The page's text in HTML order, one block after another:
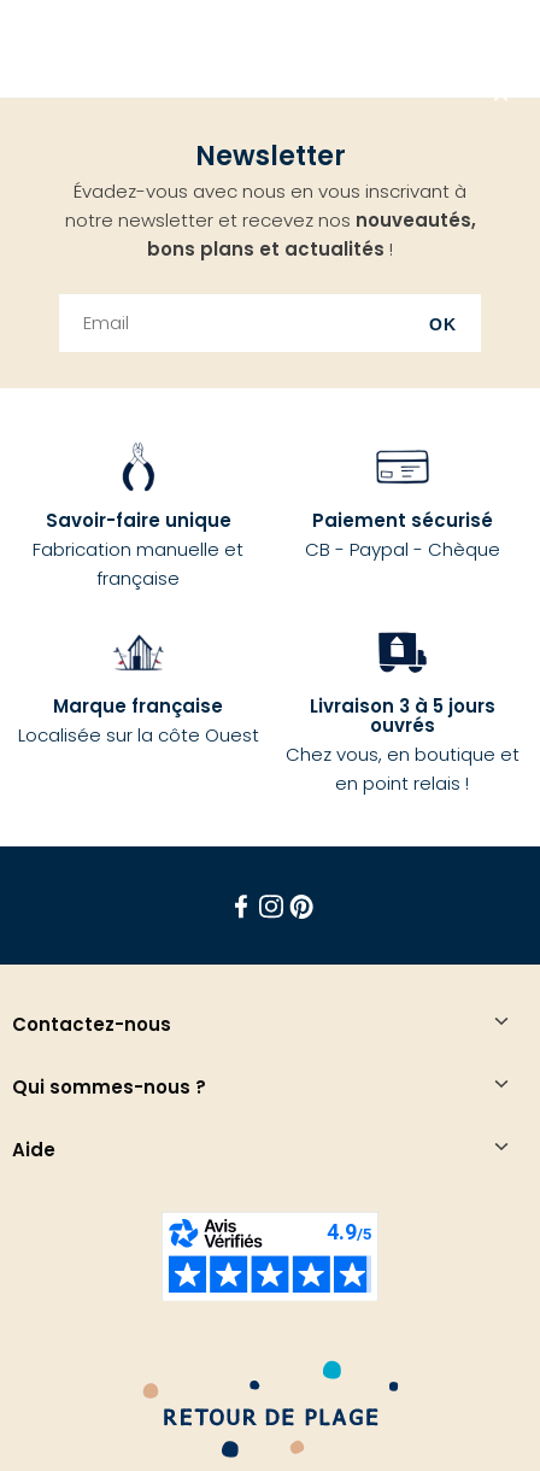
Newsletter
Évadez-vous avec nous en vous inscrivant à
notre newsletter et recevez nos nouveautés,
bons plans et actualités !
OK
Savoir-faire unique
Fabrication manuelle et
française
Paiement sécurisé
CB - Paypal - Chèque
Marque française
Localisée sur la côte Ouest
Livraison 3 à 5 jours
ouvrés
Chez vous, en boutique et
en point relais !
Contactez-nous
Qui sommes-nous ?
Aide